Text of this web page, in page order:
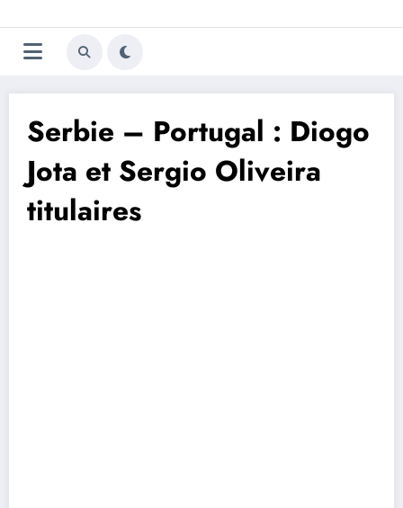
au
contenu
Trivela
L'actualité du football
Serbie – Portugal : Diogo
Jota et Sergio Oliveira
titulaires